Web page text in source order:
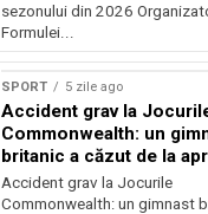
sezonului din 2026
Formulei...
SPORT 5 zile ago
Accident grav la
Commonwealth: un
britanic a căzut de la
trei metri
Accident grav la Jocurile
Commonwealth: un gimnast